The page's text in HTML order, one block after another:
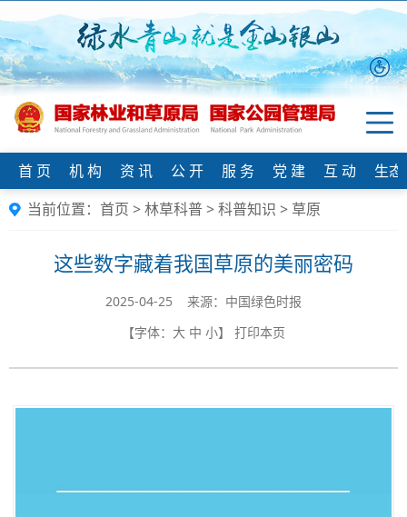
首 页 机 构 资 讯 公 开 服 务 党 建 互 动
生
当前位置： 首页 >林草科普>科普知识 > 草原
这些数字藏着我国草原的美丽密码
2025-04-25 来源：中国绿色时报
【字体： 大 中 小】 打印本页